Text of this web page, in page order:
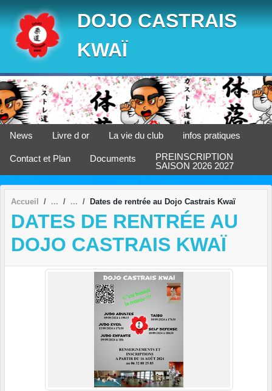
DOJO CASTRAIS
KWAÏ
News Livre d or La vie du club infos pratiques
Contact et Plan Documents
PREINSCRIPTION
SAISON 2026 2027
Accueil Dates de rentrée au Dojo Castrais Kwaï
DATES DE RENTRÉE AU
DOJO CASTRAIS KWAÏ
Panneau de gestion des cookies